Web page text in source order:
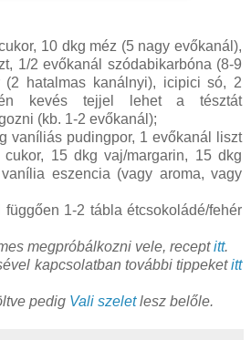
10 dkg méz (5 nagy evőkanál),
1/2 evőkanál szódabikarbóna (8-9
hatalmas kanálnyi), icipici só, 2
kevés tejjel lehet a tésztát
(kb. 1-2 evőkanál);
vaníliás pudingpor, 1 evőkanál liszt
15 dkg vaj/margarin, 15 dkg
eszencia (vagy aroma, vagy
függően 1-2 tábla étcsokoládé/fehér
megpróbálkozni vele, receptitt.
kapcsolatban további tippeketitt
pedig Vali szeletlesz belőle.